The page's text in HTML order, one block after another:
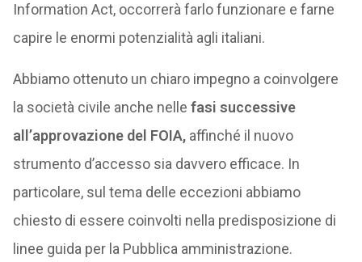
Information Act, occorrerà farlo funzionare e farne
capire le enormi potenzialità agli italiani.
Abbiamo ottenuto un chiaro impegno a coinvolgere
la società civile anche nelle fasi successive
all’approvazione del FOIA,affinché il nuovo
strumento d’accesso sia davvero efficace. In
particolare, sul tema delle eccezioni abbiamo
chiesto di essere coinvolti nella predisposizione di
linee guida per la Pubblica amministrazione.